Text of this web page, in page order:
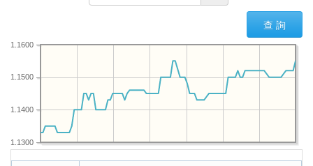
查 詢
1.1300
1.1400
1.1500
1.1600